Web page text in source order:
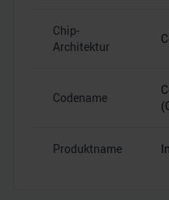
Chip-
Architektur
Codename
Produktname